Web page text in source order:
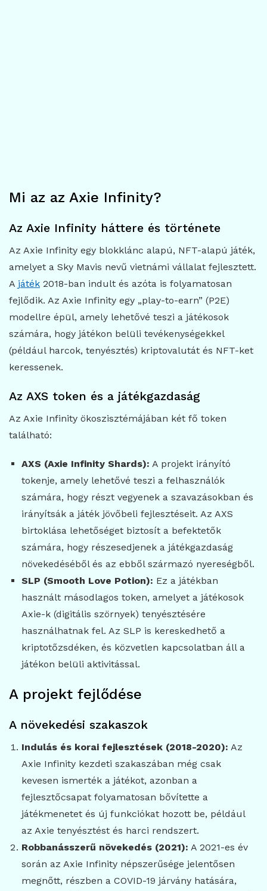
Mi az az Axie Infinity?
Az Axie Infinity háttere és története
Az Axie Infinity egy blokklánc alapú, NFT-alapú játék,
amelyet a Sky Mavis nevű vietnámi vállalat fejlesztett.
A játék 2018-ban indult és azóta is folyamatosan
fejlődik. Az Axie Infinity egy „play-to-earn” (P2E)
modellre épül, amely lehetővé teszi a játékosok
számára, hogy játékon belüli tevékenységekkel
(például harcok, tenyésztés) kriptovalutát és NFT-ket
keressenek.
Az AXS token és a játékgazdaság
Az Axie Infinity ökoszisztémájában két fő token
található:
AXS (Axie Infinity Shards): A projekt irányító
tokenje, amely lehetővé teszi a felhasználók
számára, hogy részt vegyenek a szavazásokban és
irányítsák a játék jövőbeli fejlesztéseit. Az AXS
birtoklása lehetőséget biztosít a befektetők
számára, hogy részesedjenek a játékgazdaság
növekedéséből és az ebből származó nyereségből.
SLP (Smooth Love Potion): Ez a játékban
használt másodlagos token, amelyet a játékosok
Axie-k (digitális szörnyek) tenyésztésére
használhatnak fel. Az SLP is kereskedhető a
kriptotőzsdéken, és közvetlen kapcsolatban áll a
játékon belüli aktivitással.
A projekt fejlődése
A növekedési szakaszok
Indulás és korai fejlesztések (2018-2020): Az
Axie Infinity kezdeti szakaszában még csak
kevesen ismerték a játékot, azonban a
fejlesztőcsapat folyamatosan bővítette a
játékmenetet és új funkciókat hozott be, például
az Axie tenyésztést és harci rendszert.
Robbanásszerű növekedés (2021): A 2021-es év
során az Axie Infinity népszerűsége jelentősen
megnőtt, részben a COVID-19 járvány hatására,